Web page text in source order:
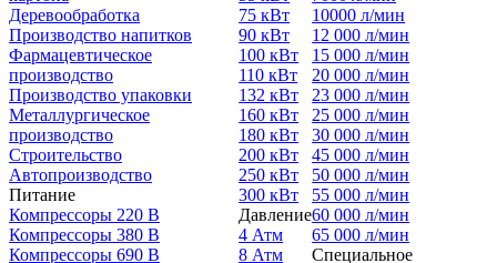
Деревообработка
Производство напитков
Фармацевтическое
производство
Производство упаковки
Металлургическое
производство
Строительство
Автопроизводство
Питание
Компрессоры 220 В
Компрессоры 380 В
Компрессоры 690 В
75 кВт
90 кВт
100 кВт
110 кВт
132 кВт
160 кВт
180 кВт
200 кВт
250 кВт
300 кВт
Давление
4 Атм
8 Атм
10000 л/мин
12 000 л/мин
15 000 л/мин
20 000 л/мин
23 000 л/мин
25 000 л/мин
30 000 л/мин
45 000 л/мин
50 000 л/мин
55 000 л/мин
60 000 л/мин
65 000 л/мин
Специальное